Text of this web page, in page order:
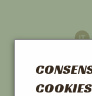
COOKIES